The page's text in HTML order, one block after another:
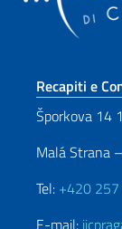
Recapiti e
Šporkova 14
Malá Strana
Tel: +420
E-mail: